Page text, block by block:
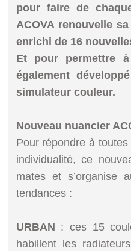
pour faire de
ACOVA renouvelle sa
enrichi de 16
Et pour permettre
également
simulateur couleur.
Nouveau nuancier
Pour répondre à
individualité, ce
mates et s’organise
tendances :
URBAN : ces 15
habillent les